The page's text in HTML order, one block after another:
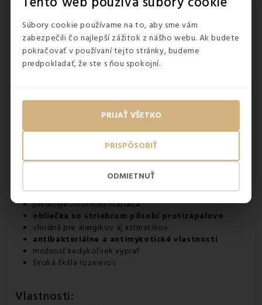
Súbory cookie používame na to, aby sme vám
zabezpečili čo najlepší zážitok z nášho webu. Ak budete
pokračovať v používaní tejto stránky, budeme
predpokladať, že ste s ňou spokojní.
ODMIETNUŤ
PRISPÔSOBIŤ
PRIJAŤ VŠETKO
Výhody obliečky na matrac Silver EMI:
jednoduchá manipulácia
predlžuje životnosť matraca
obliečka so striebrom pôsobí protizápalovo
vhodná pre alergikov aj astmatikov
antibakteriálne a antimykotické vlastnosti
možnosť kedykoľvek vyprať
široká škála rozmerov
Vlastnosti: